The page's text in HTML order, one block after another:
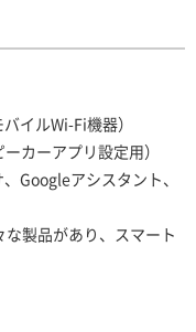
イルWi-Fi機器）
カーアプリ設定用）
Googleアシスタント、
製品があり、スマート